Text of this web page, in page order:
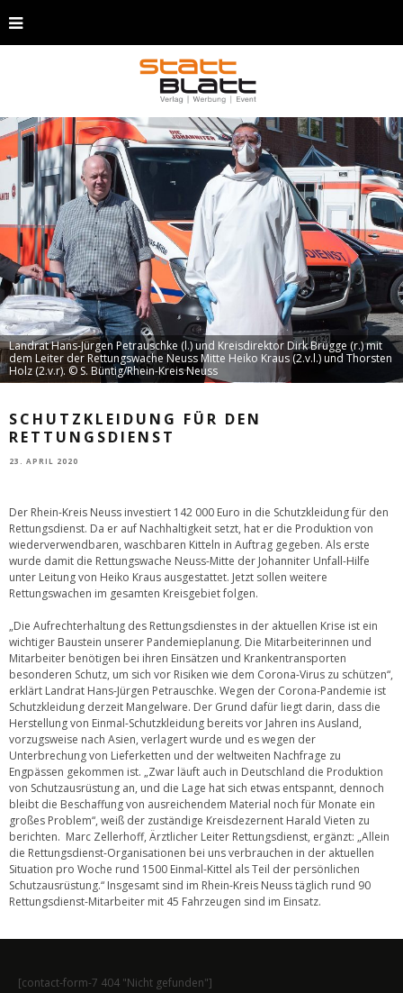
Landrat Hans-Jürgen Petrauschke (l.) und Kreisdirektor Dirk Brügge (r.) mit
dem Leiter der Rettungswache Neuss Mitte Heiko Kraus (2.v.l.) und Thorsten
Holz (2.v.r). © S. Büntig/Rhein-Kreis Neuss
SCHUTZKLEIDUNG FÜR DEN
RETTUNGSDIENST
23. APRIL 2020
Der Rhein-Kreis Neuss investiert 142 000 Euro in die Schutzkleidung für den
Rettungsdienst. Da er auf Nachhaltigkeit setzt, hat er die Produktion von
wiederverwendbaren, waschbaren Kitteln in Auftrag gegeben. Als erste
wurde damit die Rettungswache Neuss-Mitte der Johanniter Unfall-Hilfe
unter Leitung von Heiko Kraus ausgestattet. Jetzt sollen weitere
Rettungswachen im gesamten Kreisgebiet folgen.
„Die Aufrechterhaltung des Rettungsdienstes in der aktuellen Krise ist ein
wichtiger Baustein unserer Pandemieplanung. Die Mitarbeiterinnen und
Mitarbeiter benötigen bei ihren Einsätzen und Krankentransporten
besonderen Schutz, um sich vor Risiken wie dem Corona-Virus zu schützen“,
erklärt Landrat Hans-Jürgen Petrauschke. Wegen der Corona-Pandemie ist
Schutzkleidung derzeit Mangelware. Der Grund dafür liegt darin, dass die
Herstellung von Einmal-Schutzkleidung bereits vor Jahren ins Ausland,
vorzugsweise nach Asien, verlagert wurde und es wegen der
Unterbrechung von Lieferketten und der weltweiten Nachfrage zu
Engpässen gekommen ist. „Zwar läuft auch in Deutschland die Produktion
von Schutzausrüstung an, und die Lage hat sich etwas entspannt, dennoch
bleibt die Beschaffung von ausreichendem Material noch für Monate ein
großes Problem“, weiß der zuständige Kreisdezernent Harald Vieten zu
berichten. Marc Zellerhoff, Ärztlicher Leiter Rettungsdienst, ergänzt: „Allein
die Rettungsdienst-Organisationen bei uns verbrauchen in der aktuellen
Situation pro Woche rund 1500 Einmal-Kittel als Teil der persönlichen
Schutzausrüstung.“ Insgesamt sind im Rhein-Kreis Neuss täglich rund 90
Rettungsdienst-Mitarbeiter mit 45 Fahrzeugen sind im Einsatz.
[contact-form-7 404 "Nicht gefunden"]